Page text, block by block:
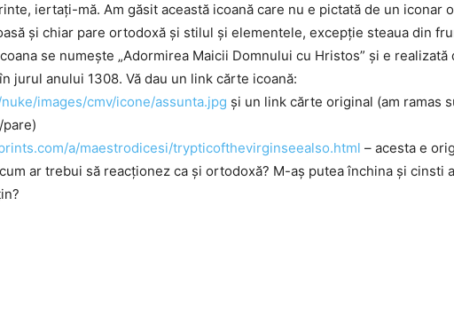
iertaţi-mă. Am găsit această icoană care nu e pictată de un iconar
şi chiar pare ortodoxă şi stilul şi elementele, excepţie steaua din
se numeşte „Adormirea Maicii Domnului cu Hristos” şi e realizată
jurul anului 1308. Vă dau un link cărte icoană:
images/cmv/icone/assunta.jpg şi un link cărte original (am ramas
a/maestrodicesi/trypticofthevirginseealso.html – acesta e
ar trebui să reacţionez ca şi ortodoxă? M-aş putea închina şi cinsti